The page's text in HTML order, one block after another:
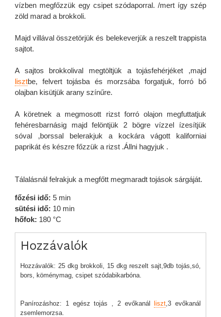
vízben megfőzzük egy csipet szódaporral. /mert így szép
zöld marad a brokkoli.
Majd villával összetörjük és belekeverjük a reszelt trappista
sajtot.
A sajtos brokkolival megtöltjük a tojásfehérjéket ,majd
lisztbe, felvert tojásba és morzsába forgatjuk, forró bő
olajban kisütjük arany színűre.
A köretnek a megmosott rizst forró olajon megfuttatjuk
fehéresbarnásig majd felöntjük 2 bögre vízzel ízesítjük
sóval ,borssal belerakjuk a kockára vágott kaliforniai
paprikát és készre főzzük a rizst .Állni hagyjuk .
Tálalásnál felrakjuk a megfőtt megmaradt tojások sárgáját.
főzési idő: 5 min
sütési idő: 10 min
hőfok: 180 °C
Hozzávalók
Hozzávalók: 25 dkg brokkoli, 15 dkg reszelt sajt,9db tojás,só,
bors, köménymag, csipet szódabikarbóna.
Panírozáshoz: 1 egész tojás , 2 evőkanál liszt ,3 evőkanál
zsemlemorzsa.